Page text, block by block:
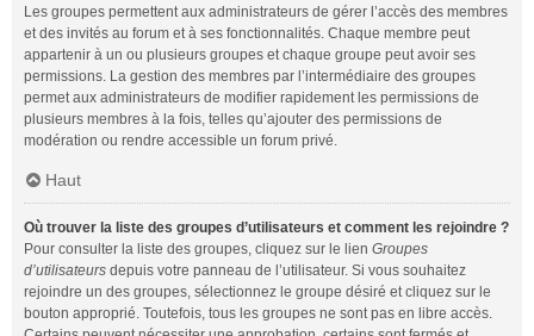
Les groupes permettent aux administrateurs de gérer l’accès des membres
et des invités au forum et à ses fonctionnalités. Chaque membre peut
appartenir à un ou plusieurs groupes et chaque groupe peut avoir ses
permissions. La gestion des membres par l’intermédiaire des groupes
permet aux administrateurs de modifier rapidement les permissions de
plusieurs membres à la fois, telles qu’ajouter des permissions de
modération ou rendre accessible un forum privé.
Haut
Où trouver la liste des groupes d’utilisateurs et comment les rejoindre ?
Pour consulter la liste des groupes, cliquez sur le lien Groupes
d’utilisateurs depuis votre panneau de l’utilisateur. Si vous souhaitez
rejoindre un des groupes, sélectionnez le groupe désiré et cliquez sur le
bouton approprié. Toutefois, tous les groupes ne sont pas en libre accès.